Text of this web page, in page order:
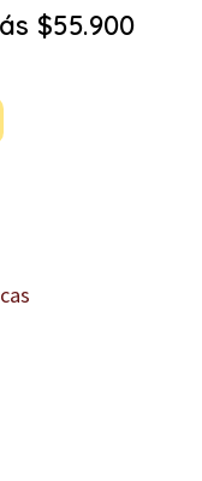
$55.900